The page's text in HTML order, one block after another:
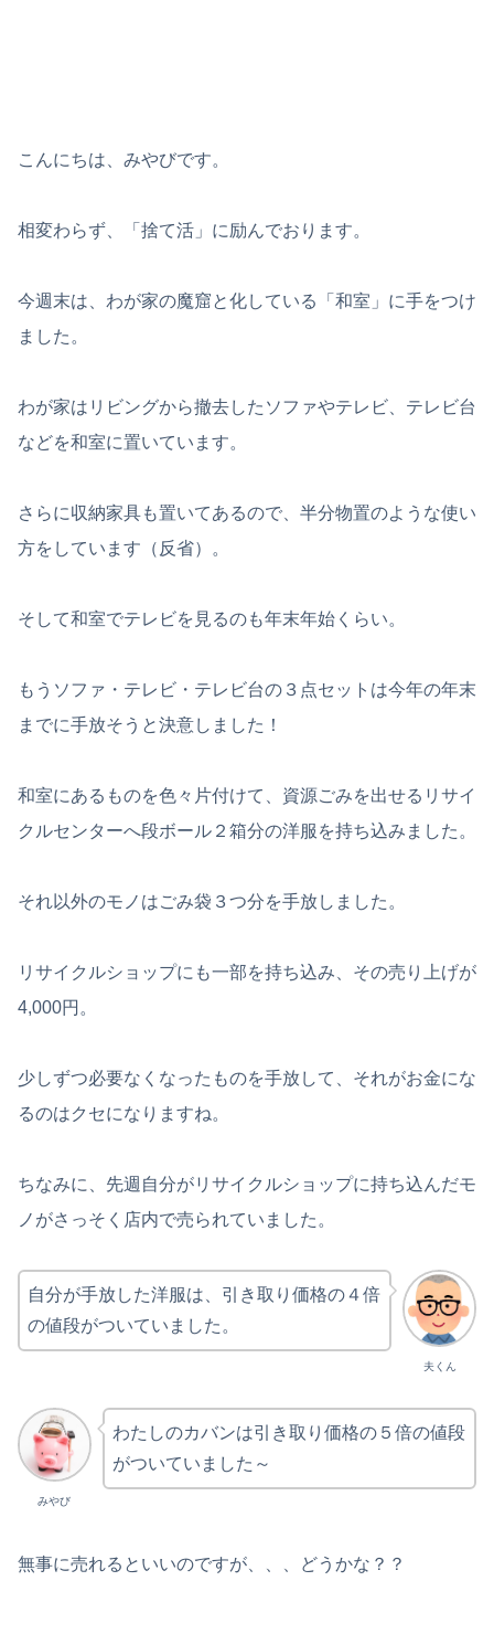
こんにちは、みやびです。
相変わらず、「捨て活」に励んでおります。
今週末は、わが家の魔窟と化している「和室」に手をつけ
ました。
わが家はリビングから撤去したソファやテレビ、テレビ台
などを和室に置いています。
さらに収納家具も置いてあるので、半分物置のような使い
方をしています（反省）。
そして和室でテレビを見るのも年末年始くらい。
もうソファ・テレビ・テレビ台の３点セットは今年の年末
までに手放そうと決意しました！
和室にあるものを色々片付けて、資源ごみを出せるリサイ
クルセンターへ段ボール２箱分の洋服を持ち込みました。
それ以外のモノはごみ袋３つ分を手放しました。
リサイクルショップにも一部を持ち込み、その売り上げが
4,000円。
少しずつ必要なくなったものを手放して、それがお金にな
るのはクセになりますね。
ちなみに、先週自分がリサイクルショップに持ち込んだモ
ノがさっそく店内で売られていました。
夫くん
自分が手放した洋服は、引き取り価格の４倍
の値段がついていました。
みやび
わたしのカバンは引き取り価格の５倍の値段
がついていました～
無事に売れるといいのですが、、、どうかな？？